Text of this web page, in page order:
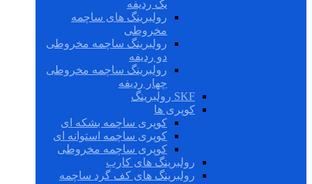
یک ردیفه
رولبرینگ های ساچمه
مخروطی
رولبرینگ ساچمه مخروطی
دو ردیفه
رولبرینگ ساچمه مخروطی
چهار ردیفه
SKF رولبرینگ
کوپری ها
کوپری ساچمه بشکه ای
کوپری ساچمه استوانه ای
کوپری ساچمه مخروطی
رولبرینگ های کارب
رولبرینگ های کف گرد ساچمه